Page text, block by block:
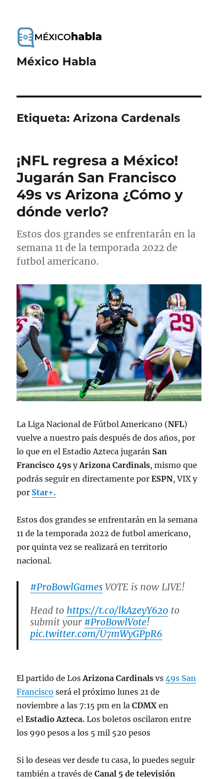
México Habla
Etiqueta:Arizona Cardenals
¡NFL regresa a México!
Jugarán San Francisco
49s vs Arizona ¿Cómo y
dónde verlo?
Estos dos grandes se enfrentarán en la
semana 11 de la temporada 2022 de
futbol americano.
La Liga Nacional de Fútbol Americano (NFL)
vuelve a nuestro país después de dos años, por
lo que en el Estadio Azteca jugarán San
Francisco 49s yArizona Cardinals, mismo que
podrás seguir en directamente porESPN, VIX y
por Star+.
Estos dos grandes se enfrentarán en la semana
11 de la temporada 2022 de futbol americano,
por quinta vez se realizará en territorio
nacional.
#ProBowlGames VOTE is now LIVE!
Head to https://t.co/lkAzeyY620 to
submit your #ProBowlVote!
pic.twitter.com/U7mWyGPpR6
El partido de LosArizona Cardinals vs 49s San
Francisco será el próximo lunes 21 de
noviembre a las 7:15 pm en laCDMXen
elEstadio Azteca. Los boletos oscilaron entre
los 990 pesos a los 5 mil 520 pesos
Si lo deseas ver desde tu casa, lo puedes seguir
también a través deCanal 5 de televisión